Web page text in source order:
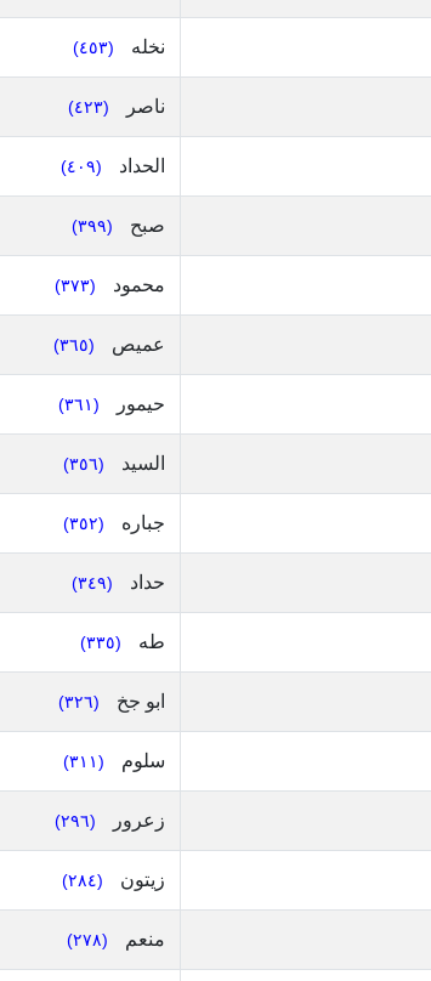
نخله (٤٥٣)
ناصر (٤٢٣)
الحداد (٤٠٩)
صبح (٣٩٩)
محمود (٣٧٣)
عميص (٣٦٥)
حيمور (٣٦١)
السيد (٣٥٦)
جباره (٣٥٢)
حداد (٣٤٩)
طه (٣٣٥)
ابو جخ (٣٢٦)
سلوم (٣١١)
زعرور (٢٩٦)
زيتون (٢٨٤)
منعم (٢٧٨)